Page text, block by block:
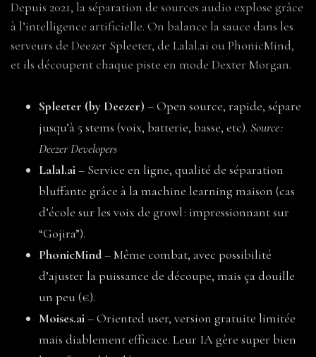
Depuis 2021, la séparation de sources audio explose grâce
à l’intelligence artificielle. On balance la sauce dans les
serveurs de Deezer Spleeter, de Lalal.ai ou PhonicMind,
et ils découpent chaque piste en mode Dexter Morgan.
Spleeter (by Deezer) – Open source, rapide, sépare
jusqu’à 5 stems (voix, batterie, basse, etc). Source :
Deezer Developers
Lalal.ai– Service en ligne, qualité de séparation
bluffante grâce à la machine learning maison (cas
d’école sur les voix de growl : impressionnant sur
“Gojira”).
PhonicMind– Même combat, avec possibilité
d’ajuster la puissance de découpe, mais ça douille
un peu (€).
Moises.ai– Oriented user, version gratuite limitée
mais diablement efficace. Leur IA gère super bien